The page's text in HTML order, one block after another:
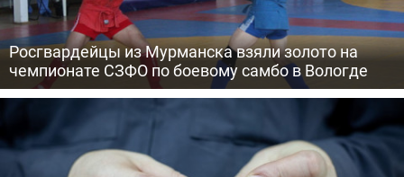
Росгвардейцы из Мурманска взяли золото на
чемпионате СЗФО по боевому самбо в Вологде